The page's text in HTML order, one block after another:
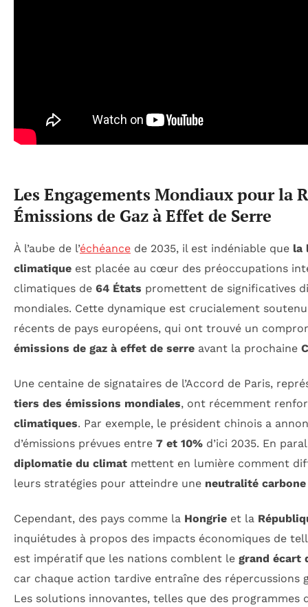
Les Engagements Mondiaux pour la
Émissions de Gaz à Effet de Serre
À l’aube de l’échéance de 2035, il est indéniable que la
climatique est placée au cœur des préoccupations
climatiques de 64 États promettent de significatives
mondiales. Cette dynamique est crucialement
récents de pays européens, qui ont trouvé un
émissions de gaz à effet de serre avant la prochaine
Une centaine de signataires de l’Accord de Paris,
tiers des émissions mondiales, ont récemment
climatiques. Par exemple, le président chinois a
d’émissions prévues entre 7 et 10% d’ici 2035. En
diplomatie du climat mettent en lumière comment
leurs stratégies pour atteindre une neutralité carbone
Cependant, des pays comme la Hongrie et la
inquiétudes à propos des impacts économiques de
est impératif que les nations comblent le grand écart
car chaque action tardive entraîne des répercussions
Les solutions innovantes, telles que des programmes